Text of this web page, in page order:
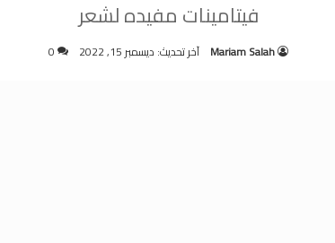
فيتامينات مفيده لشعر
Mariam Salah آخر تحديث: ديسمبر 15, 2022 0